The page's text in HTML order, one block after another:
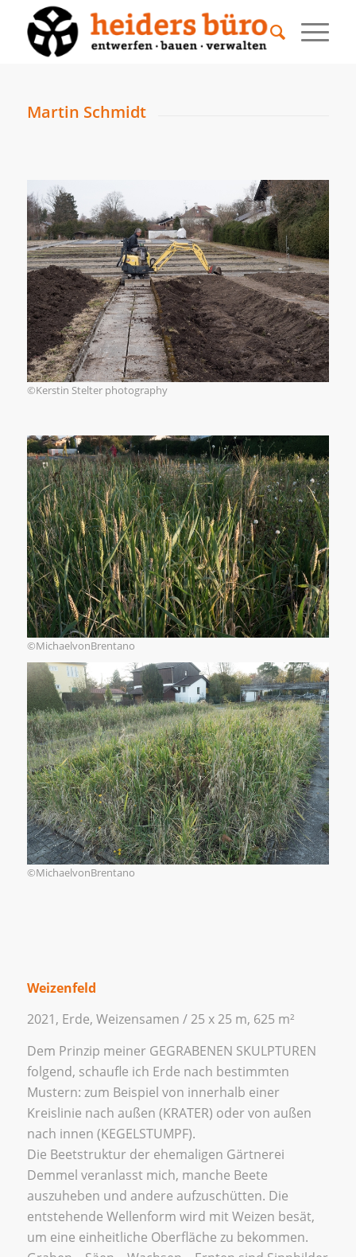
Martin Schmidt
©Kerstin Stelter photography
©MichaelvonBrentano
©MichaelvonBrentano
Weizenfeld
2021, Erde, Weizensamen / 25 x 25 m, 625 m²
Dem Prinzip meiner GEGRABENEN SKULPTUREN
folgend, schaufle ich Erde nach bestimmten
Mustern: zum Beispiel von innerhalb einer
Kreislinie nach außen (KRATER) oder von außen
nach innen (KEGELSTUMPF).
Die Beetstruktur der ehemaligen Gärtnerei
Demmel veranlasst mich, manche Beete
auszuheben und andere aufzuschütten. Die
entstehende Wellenform wird mit Weizen besät,
um eine einheitliche Oberfläche zu bekommen.